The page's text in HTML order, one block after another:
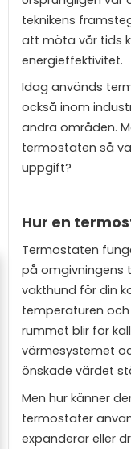
teknikens
att möta vår tids
energieffektivitet.
Idag används
också inom
andra områden.
termostaten så
uppgift?
Hur en
Termostaten
på omgivningens
vakthund för din
temperaturen
rummet blir för
värmesystemet
önskade värdet
Men hur känner
termostater
expanderar eller